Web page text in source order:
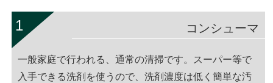
コンシューマ
一般家庭で行われる、通常の清掃です。スーパー等で
入手できる洗剤を使うので、洗剤濃度は低く簡単な汚